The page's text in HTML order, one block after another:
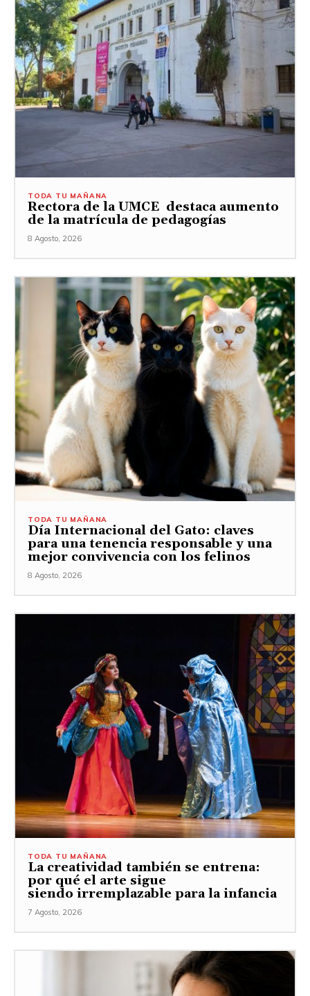
TODA TU MAÑANA
Rectora de la UMCE destaca aumento
de la matrícula de pedagogías
8 Agosto, 2026
TODA TU MAÑANA
Día Internacional del Gato: claves
para una tenencia responsable y una
mejor convivencia con los felinos
8 Agosto, 2026
TODA TU MAÑANA
La creatividad también se entrena:
por qué el arte sigue
siendo irremplazable para la infancia
7 Agosto, 2026